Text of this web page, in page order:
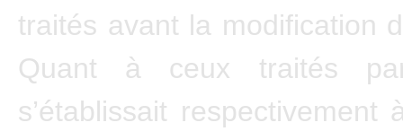
traités avant la modification
Quant à ceux traités
s’établissait